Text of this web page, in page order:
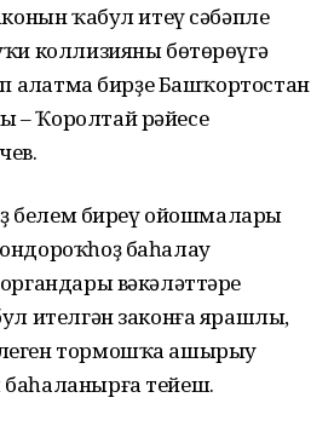
ҡабул итеү сәбәпле
коллизияны бөтөрөүгә
аңлатма бирҙе Башҡортостан
Ҡоролтай рәйесе
белем биреү ойошмалары
баһалау
вәкәләттәре
ителгән законға ярашлы,
тормошҡа ашырыу
тейеш.